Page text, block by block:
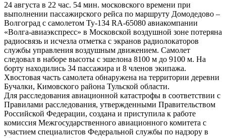
24 августа в 22 час. 54 мин. московского времени при
выполнении пассажирского рейса по маршруту Домодедово –
Волгоград с самолетом Ту-134 RA-65080 авиакомпании
«Волга-авиаэкспресс» в Московской воздушной зоне потеряна
радиосвязь и исчезла отметка с экранов радиолокаторов
службы управления воздушным движением. Самолет
следовал в наборе высоты с эшелона 8100 м до 9100 м. На
борту находились 34 пассажира и 8 членов экипажа.
Хвостовая часть самолета обнаружена на территории деревни
Бучалки, Кимовского района Тульской области.
Для расследования авиационной катастрофы в соответствии с
Правилами расследования, утвержденными Правительством
Российской Федерации, создана и приступила к работе
комиссия Межгосударственного авиационного комитета с
участием специалистов Федеральной службы по надзору в